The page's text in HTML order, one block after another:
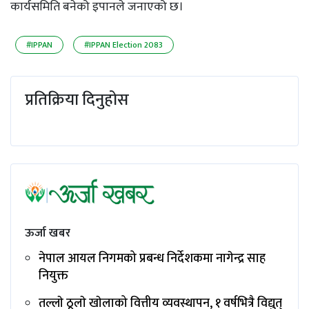
कार्यसमिति बनेको इपानले जनाएको छ।
#IPPAN #IPPAN Election 2083
प्रतिक्रिया दिनुहोस
ऊर्जा खबर
नेपाल आयल निगमको प्रबन्ध निर्देशकमा नागेन्द्र साह
नियुक्त
तल्लाे ठूलाे खाेलाको वित्तीय व्यवस्थापन, १ वर्षभित्रै विद्युत्